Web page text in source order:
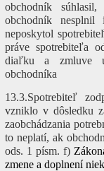
obchodník
obchodník nesplnil
neposkytol
práve spotrebiteľa
diaľku a zmluve
obchodníka
13.3.Spotrebiteľ
vzniklo v dôsledku
zaobchádzania
to neplatí, ak
ods. 1 písm. f)
zmene a doplnení